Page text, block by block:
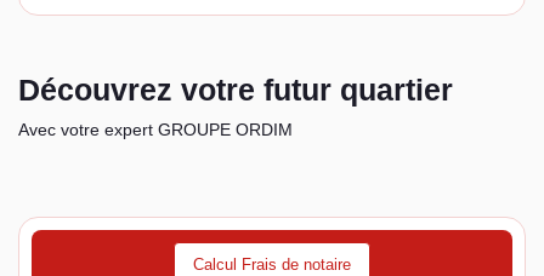
Découvrez votre futur quartier
Avec votre expert GROUPE ORDIM
Calcul Frais de notaire